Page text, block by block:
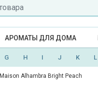
АРОМАТЫ ДЛЯ ДОМА
G H I J K L
Maison Alhambra Bright Peach